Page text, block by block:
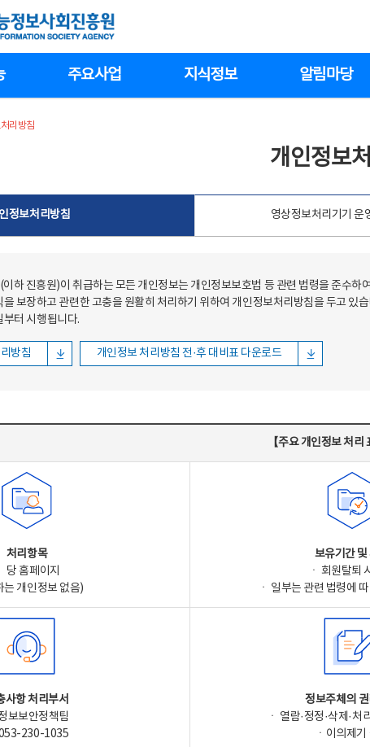
주요사업 지식정보 알림마당
리방침
개인정보
정보처리방침 영상정보처리기기 운
하 진흥원)이 취급하는 모든 개인정보는 개인정보보호법 등 관련 법령을 준수하
보장하고 관련한 고충을 원활히 처리하기 위하여 개인정보처리방침을 두고 있습
터 시행됩니다.
방침 개인정보 처리방침 전·후 대비표 다운로드
【주요 개인정보 처리
처리항목
당 홈페이지
는 개인정보 없음)
보유기간 및
ㆍ 회원탈퇴
ㆍ 일부는 관련 법령에
사항 처리부서
보보안정책팀
053-230-1035
정보주체의
ㆍ 열람·정정·삭제·처
ㆍ이의제기